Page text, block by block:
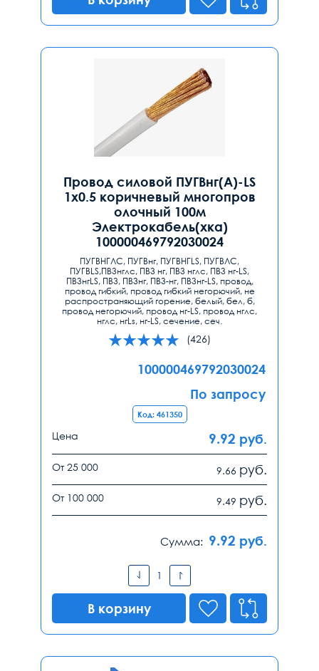
Провод силовой ПУГВнг(А)-LS
1х0.5 коричневый многопров
олочный 100м
Электрокабель(хка)
100000469792030024
ПУГВНГЛС, ПУГВнг, ПУГВНГLS, ПУГВЛС,
ПУГВLS,ПВ3нглс, ПВ3 нг, ПВ3 нглс, ПВ3 нг-LS,
ПВ3нгLS, ПВ3, ПВ3нг, ПВ3-нг, ПВ3нг-LS, провод,
провод гибкий, провод гибкий негорючий, не
распространяющий горение, белый, бел, б,
провод негорючий, провод нг-LS, провод нглс,
нглс, нгLs, нг-LS, сечение, сеч.
(426)
100000469792030024
По запросу
Код: 461350
Цена 9.92 руб.
От 25 000 9.66 руб.
От 100 000 9.49 руб.
Сумма: 9.92 руб.
В корзину